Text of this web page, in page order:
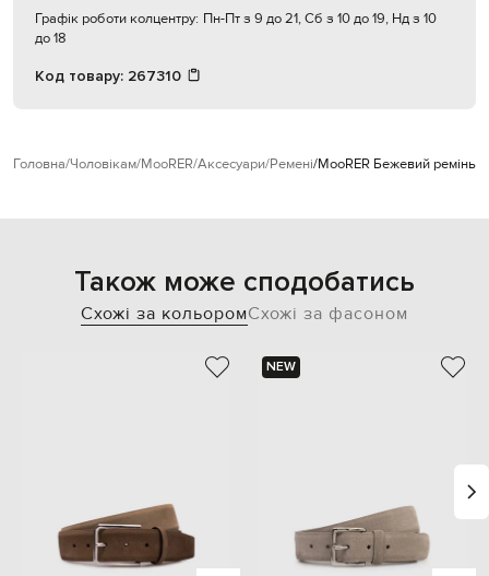
Графік роботи колцентру: Пн-Пт з 9 до 21, Сб з 10 до 19, Нд з 10
до 18
Код товару: 267310
Головна Чоловікам MooRER Аксесуари Ремені MooRER Бежевий ремінь
Також може сподобатись
Схожі за кольоромСхожі за фасоном
NEW